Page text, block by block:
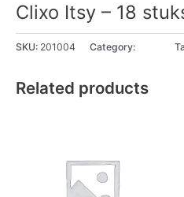
Clixo Itsy – 18
SKU: 201004 Category:
Related products